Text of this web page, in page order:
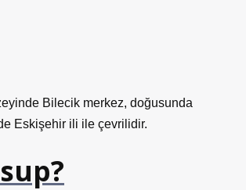
Bilecik merkez, doğusunda
Eskişehir ili ile çevrilidir.